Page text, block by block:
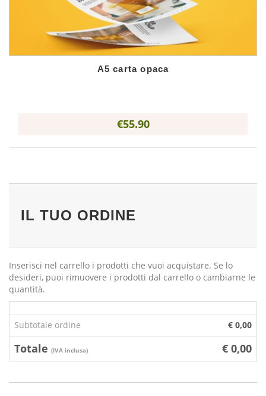
A5 carta opaca
€55.90
IL TUO ORDINE
Inserisci nel carrello i prodotti che vuoi acquistare. Se lo
desideri, puoi rimuovere i prodotti dal carrello o cambiarne le
quantità.
Subtotale ordine € 0,00
Totale (IVA inclusa) € 0,00